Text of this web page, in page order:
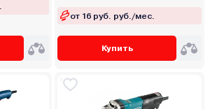
от 16 руб. руб./мес.
Купить